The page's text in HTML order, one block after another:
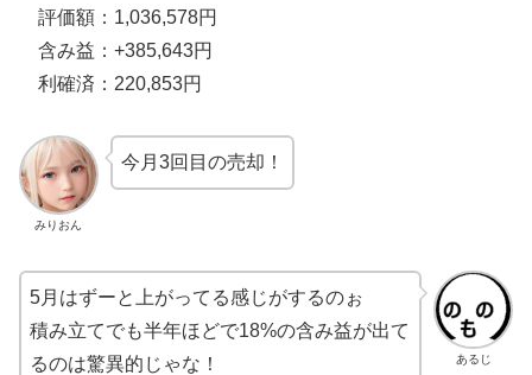
評価額：1,036,578円
含み益：+385,643円
利確済：220,853円
みりおん
今月3回目の売却！
あるじ
5月はずーと上がってる感じがするのぉ
積み立てでも半年ほどで18%の含み益が出て
るのは驚異的じゃな！